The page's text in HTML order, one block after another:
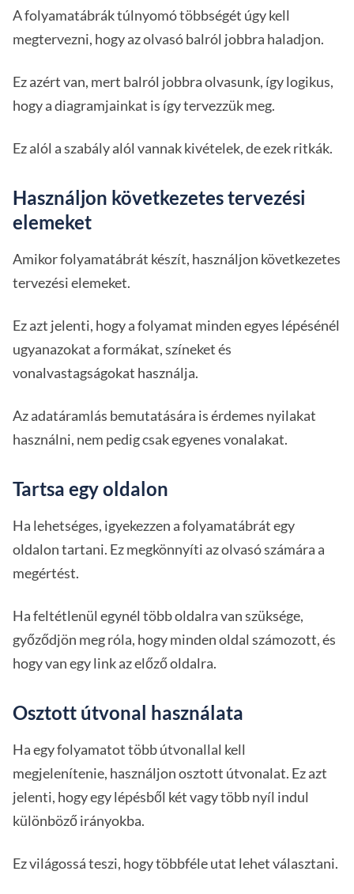
A folyamatábrák túlnyomó többségét úgy kell
megtervezni, hogy az olvasó balról jobbra haladjon.
Ez azért van, mert balról jobbra olvasunk, így logikus,
hogy a diagramjainkat is így tervezzük meg.
Ez alól a szabály alól vannak kivételek, de ezek ritkák.
Használjon következetes tervezési
elemeket
Amikor folyamatábrát készít, használjon következetes
tervezési elemeket.
Ez azt jelenti, hogy a folyamat minden egyes lépésénél
ugyanazokat a formákat, színeket és
vonalvastagságokat használja.
Az adatáramlás bemutatására is érdemes nyilakat
használni, nem pedig csak egyenes vonalakat.
Tartsa egy oldalon
Ha lehetséges, igyekezzen a folyamatábrát egy
oldalon tartani. Ez megkönnyíti az olvasó számára a
megértést.
Ha feltétlenül egynél több oldalra van szüksége,
győződjön meg róla, hogy minden oldal számozott, és
hogy van egy link az előző oldalra.
Osztott útvonal használata
Ha egy folyamatot több útvonallal kell
megjelenítenie, használjon osztott útvonalat. Ez azt
jelenti, hogy egy lépésből két vagy több nyíl indul
különböző irányokba.
Ez világossá teszi, hogy többféle utat lehet választani.